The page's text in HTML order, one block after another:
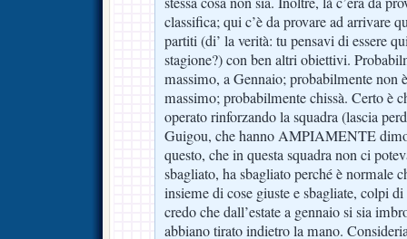
classifica; qui c’è da provare ad arrivare
partiti (di’ la verità: tu pensavi di essere
stagione?) con ben altri obiettivi.
massimo, a Gennaio; probabilmente non
massimo; probabilmente chissà. Certo è
operato rinforzando la squadra (lascia
Guigou, che hanno AMPIAMENTE
questo, che in questa squadra non ci
sbagliato, ha sbagliato perché è normale
insieme di cose giuste e sbagliate, colpi
credo che dall’estate a gennaio si sia
abbiano tirato indietro la mano.